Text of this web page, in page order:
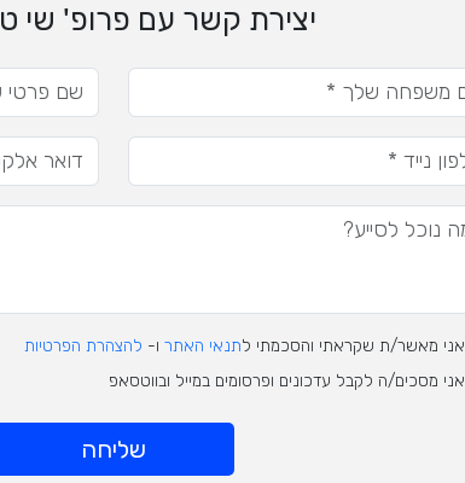
יצירת קשר עם פרופ' שי
אני מאשר/ת שקראתי והסכמתי לתנאי האתר ו- להצהרת הפרטיות
אני מסכים/ה לקבל עדכונים ופרסומים במייל ובווטסאפ
שליחה